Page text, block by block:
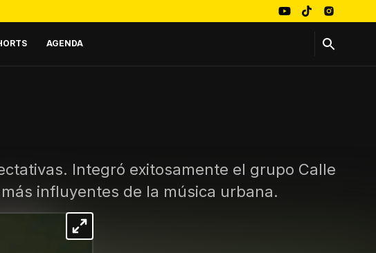
AGENDA
Integró exitosamente el grupo Calle
influyentes de la música urbana.